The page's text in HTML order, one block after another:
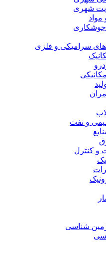
شهری
مواد
سرامیکی و فلزی
و نفت
و کنترل
شناسی